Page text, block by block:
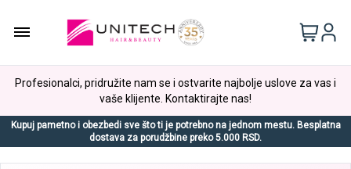
Profesionalci, pridružite nam se i ostvarite najbolje uslove za vas i
vaše klijente. Kontaktirajte nas!
Kupuj pametno i obezbedi sve što ti je potrebno na jednom mestu. Besplatna
dostava za porudžbine preko 5.000 RSD.